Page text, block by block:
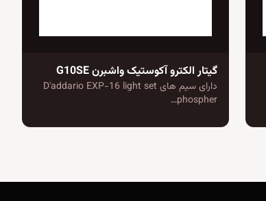
گیتار الکترو آکوستیک واشبرن G10SE
دارای سیم های D'addario EXP-16 light set
phospher…